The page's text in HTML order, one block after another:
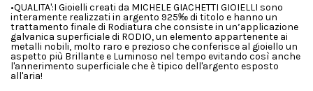
•QUALITA':I Gioielli creati da MICHELE GIACHETTI GIOIELLI sono
interamente realizzati in argento 925‰ di titolo e hanno un
trattamento finale di Rodiatura che consiste in un’applicazione
galvanica superficiale di RODIO, un elemento appartenente ai
metalli nobili, molto raro e prezioso che conferisce al gioiello un
aspetto più Brillante e Luminoso nel tempo evitando così anche
l'annerimento superficiale che è tipico dell'argento esposto
all'aria!